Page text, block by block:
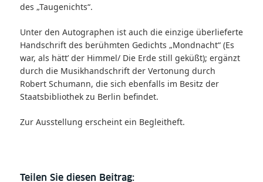
des „Taugenichts“.
Unter den Autographen ist auch die einzige überlieferte
Handschrift des berühmten Gedichts „Mondnacht“ (Es
war, als hätt’ der Himmel/ Die Erde still geküßt); ergänzt
durch die Musikhandschrift der Vertonung durch
Robert Schumann, die sich ebenfalls im Besitz der
Staatsbibliothek zu Berlin befindet.
Zur Ausstellung erscheint ein Begleitheft.